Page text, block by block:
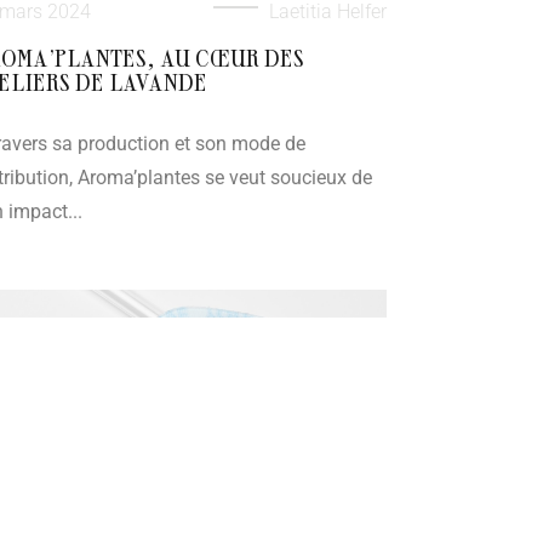
2024 Laetitia Helfer
AU CŒUR DES
DE LAVANDE
sa production et son mode de
Aroma’plantes se veut soucieux de
impact...